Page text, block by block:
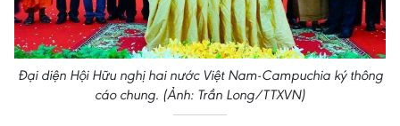
Đại diện Hội Hữu nghị hai nước Việt Nam-Campuchia ký thông
cáo chung. (Ảnh: Trần Long/TTXVN)